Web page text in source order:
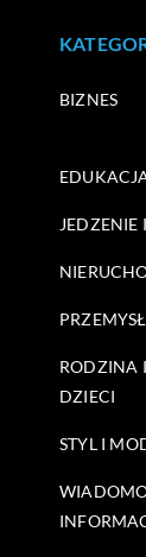
BIZNES
JEDZENIE
RODZINA
DZIECI
STYL I